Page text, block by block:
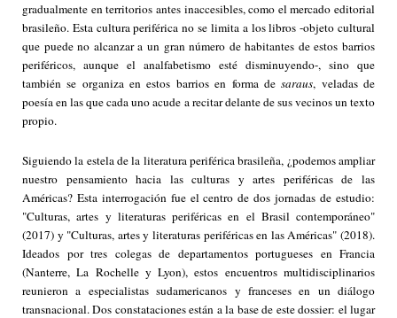
gradualmente en territorios antes inaccesibles, como el mercado editorial
brasileño. Esta cultura periférica no se limita a los libros -objeto cultural
que puede no alcanzar a un gran número de habitantes de estos barrios
periféricos, aunque el analfabetismo esté disminuyendo-, sino que
también se organiza en estos barrios en forma desaraus, veladas de
poesía en las que cada uno acude a recitar delante de sus vecinos un texto
propio.
Siguiendo la estela de la literatura periférica brasileña, ¿podemos ampliar
nuestro pensamiento hacia las culturas y artes periféricas de las
Américas? Esta interrogación fue el centro de dos jornadas de estudio:
"Culturas, artes y literaturas periféricas en el Brasil contemporáneo"
(2017) y "Culturas, artes y literaturas periféricas en las Américas" (2018).
Ideados por tres colegas de departamentos portugueses en Francia
(Nanterre, La Rochelle y Lyon), estos encuentros multidisciplinarios
reunieron a especialistas sudamericanos y franceses en un diálogo
transnacional. Dos constataciones están a la base de este dossier: el lugar